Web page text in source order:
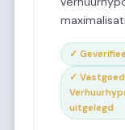
✓
✓
uitgelegd